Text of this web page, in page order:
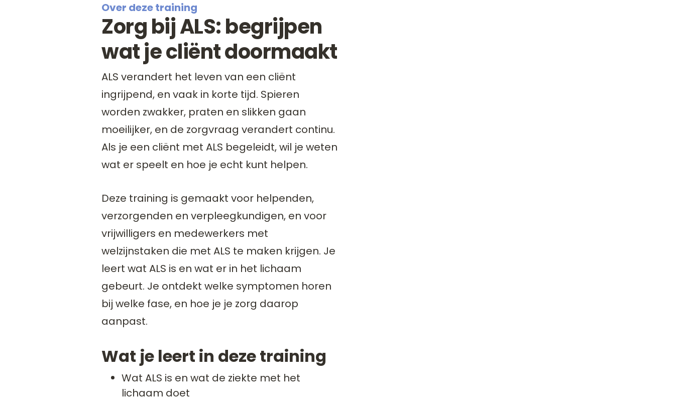
Over deze training
Zorg bij ALS: begrijpen
wat je cliënt doormaakt
ALS verandert het leven van een cliënt
ingrijpend, en vaak in korte tijd. Spieren
worden zwakker, praten en slikken gaan
moeilijker, en de zorgvraag verandert continu.
Als je een cliënt met ALS begeleidt, wil je weten
wat er speelt en hoe je echt kunt helpen.
Deze training is gemaakt voor helpenden,
verzorgenden en verpleegkundigen, en voor
vrijwilligers en medewerkers met
welzijnstaken die met ALS te maken krijgen. Je
leert wat ALS is en wat er in het lichaam
gebeurt. Je ontdekt welke symptomen horen
bij welke fase, en hoe je je zorg daarop
aanpast.
Wat je leert in deze training
Wat ALS is en wat de ziekte met het
lichaam doet